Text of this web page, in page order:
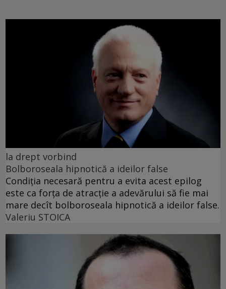
la drept vorbind
Bolboroseala hipnotică a ideilor false
Condiția necesară pentru a evita acest epilog
este ca forța de atracție a adevărului să fie mai
mare decît bolboroseala hipnotică a ideilor false.
Valeriu STOICA